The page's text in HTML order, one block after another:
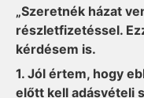
„Szeretnék házat
részletfizetéssel.
kérdésem is.
1. Jól értem, hogy
előtt kell adásvételi